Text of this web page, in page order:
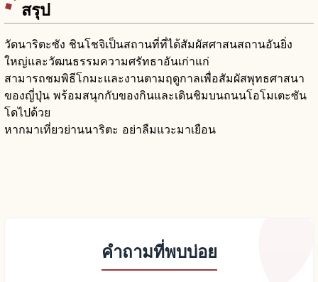
สรุป
วัดนาริตะซัง ชินโชจิเป็นสถานที่ที่ได้สัมผัสศาสนสถานอันยิ่ง
ใหญ่และวัฒนธรรมความศรัทธาอันเก่าแก่
สามารถชมพิธีโกมะและงานตามฤดูกาลเพื่อสัมผัสพุทธศาสนา
ของญี่ปุ่น พร้อมสนุกกับของกินและเดินชิมบนถนนโอโมเตะซัน
โดไปด้วย
หากมาเที่ยวย่านนาริตะ อย่าลืมแวะมาเยือน
คำถามที่พบบ่อย